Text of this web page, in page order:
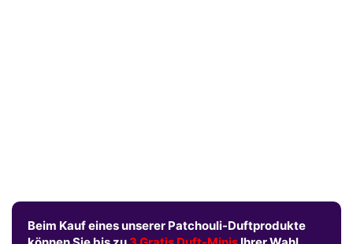
Beim Kauf eines unserer Patchouli-Duftprodukte